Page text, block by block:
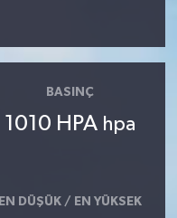
BASINÇ
1010 HPA hpa
EN DÜŞÜK / EN YÜKSEK